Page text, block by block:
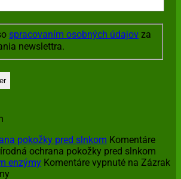
spracovaním osobných údajov za
newslettra.
pokožky pred slnkom Komentáre
ochrana pokožky pred slnkom
enzýmy Komentáre vypnuté na Zázrak